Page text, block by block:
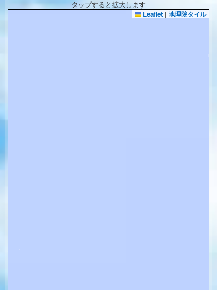
タップすると拡大します
Leaflet | 地理院タイル